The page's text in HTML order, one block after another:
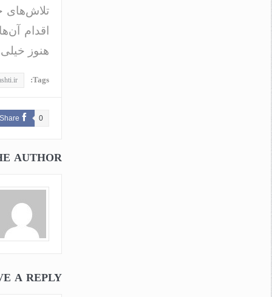
تلا‌‌ش‌های
اقدام
هنوز
Tags:
Share 0
AUTHOR
A REPLY